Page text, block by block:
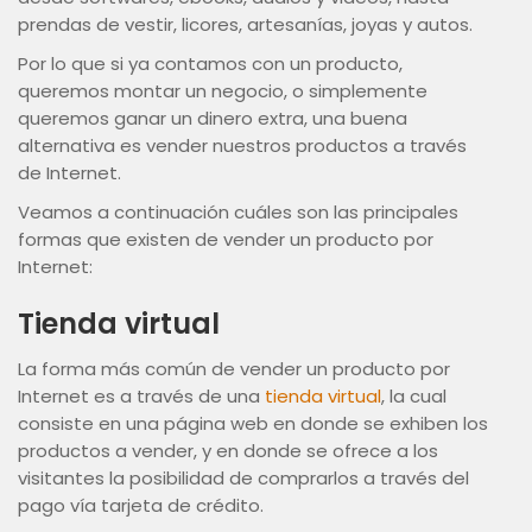
prendas de vestir, licores, artesanías, joyas y autos.
Por lo que si ya contamos con un producto,
queremos montar un negocio, o simplemente
queremos ganar un dinero extra, una buena
alternativa es vender nuestros productos a través
de Internet.
Veamos a continuación cuáles son las principales
formas que existen de vender un producto por
Internet:
Tienda virtual
La forma más común de vender un producto por
Internet es a través de una tienda virtual, la cual
consiste en una página web en donde se exhiben los
productos a vender, y en donde se ofrece a los
visitantes la posibilidad de comprarlos a través del
pago vía tarjeta de crédito.